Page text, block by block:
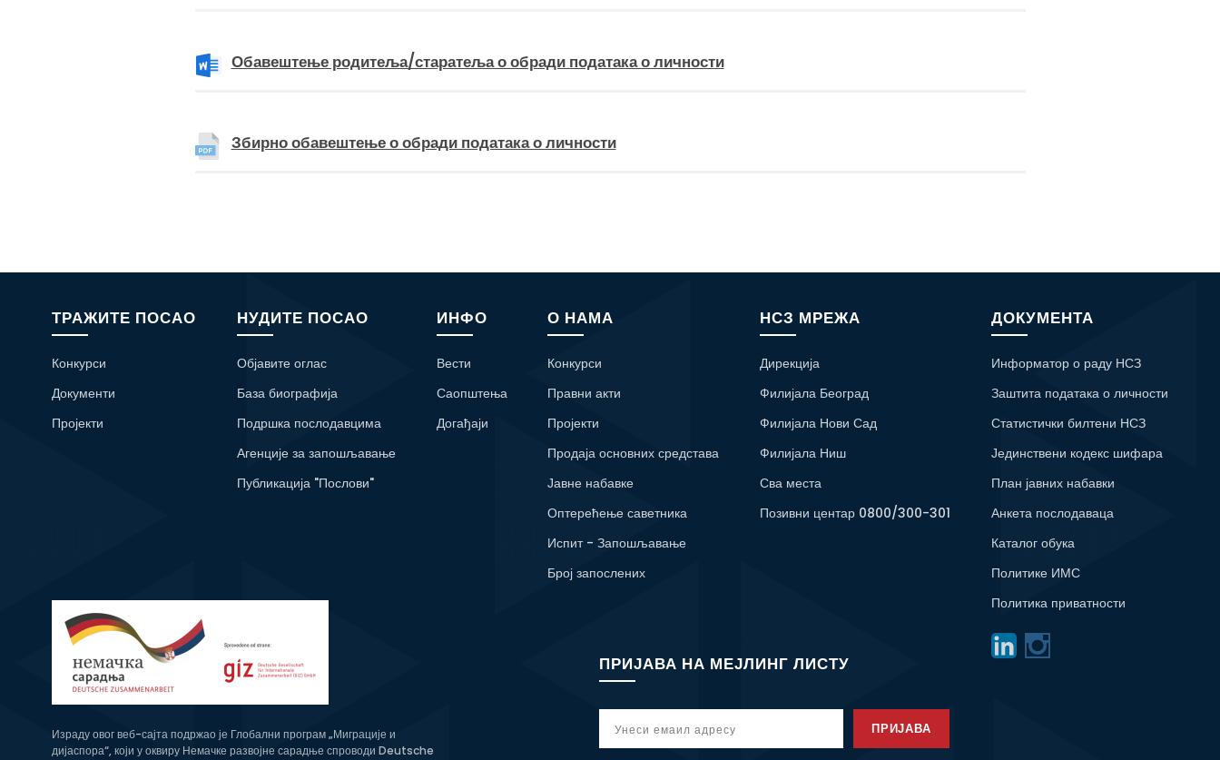
Обавештење родитеља/старатеља о обради података о личности
Збирно обавештење о обради података о личности
ТРАЖИТЕ ПОСАО
Конкурси
Документи
Пројекти
НУДИТЕ ПОСАО
Објавите оглас
База биографија
Подршка послодавцима
Агенције за запошљавање
Публикација "Послови"
ИНФО
Вести
Саопштења
Догађаји
О НАМА
Конкурси
Правни акти
Пројекти
Продаја основних средстава
Јавне набавке
Оптерећење саветника
Испит - Запошљавање
Број запослених
НСЗ МРЕЖА
Дирекција
Филијала Београд
Филијала Нови Сад
Филијала Ниш
Сва места
Позивни центар 0800/300-301
ДОКУМЕНТА
Информатор о раду НСЗ
Заштита података о личности
Статистички билтени НСЗ
Јединствени кодекс шифара
План јавних набавки
Анкета послодаваца
Каталог обука
Политике ИМС
Политика приватности
Израду овог веб-сајта подржао је Глобални програм „Миграције и
дијаспора“, који у оквиру Немачке развојне сарадње спроводи Deutsche
ПРИЈАВА НА МЕЈЛИНГ ЛИСТУ
ПРИЈАВА